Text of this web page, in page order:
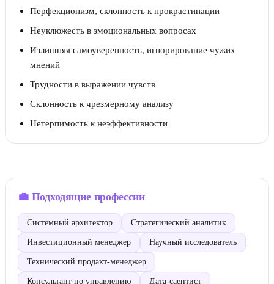
Перфекционизм, склонность к прокрастинации
Неуклюжесть в эмоциональных вопросах
Излишняя самоуверенность, игнорирование чужих
мнений
Трудности в выражении чувств
Склонность к чрезмерному анализу
Нетерпимость к неэффективности
💼 Подходящие профессии
Системный архитектор Стратегический аналитик
Инвестиционный менеджер Научный исследователь
Технический продакт-менеджер
Консультант по управлению Дата-саентист